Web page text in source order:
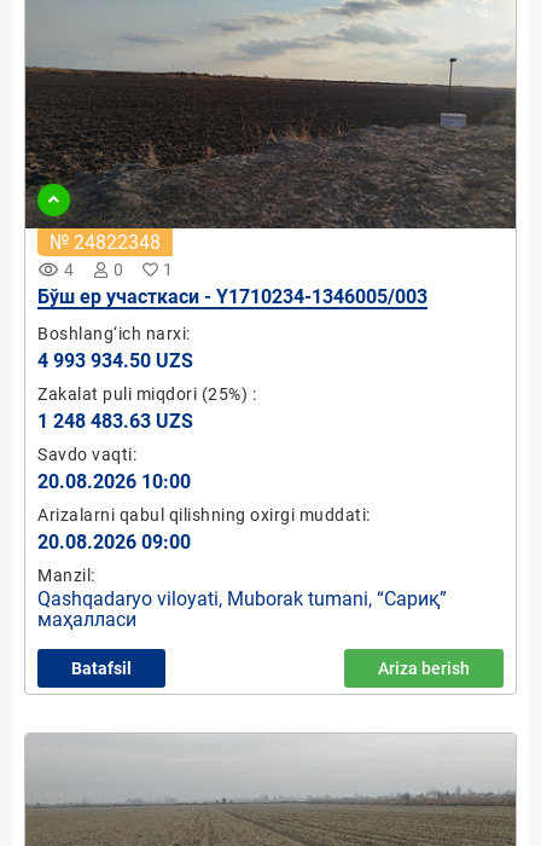
remove_red_eye 4 0 1
№ 24822348
Бўш ер участкаси - Y1710234-1346005/003
Boshlang‘ich narxi:
4 993 934.50 UZS
Zakalat puli miqdori (25%) :
1 248 483.63 UZS
Savdo vaqti:
20.08.2026 10:00
Arizalarni qabul qilishning oxirgi muddati:
20.08.2026 09:00
Manzil:
Qashqadaryo viloyati, Muborak tumani, “Сариқ”
маҳалласи
Batafsil Ariza berish